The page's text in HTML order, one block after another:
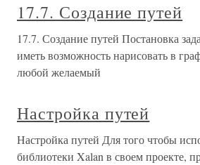
17.7. Создание путей
17.7. Создание путей Постановка
иметь возможность нарисовать в
любой желаемый
Настройка путей
Настройка путей Для того чтобы
библиотеки Xalan в своем проекте,